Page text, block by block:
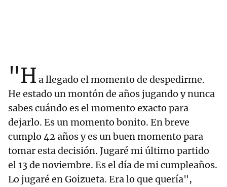
"H a llegado el momento de despedirme.
He estado un montón de años jugando y nunca
sabes cuándo es el momento exacto para
dejarlo. Es un momento bonito. En breve
cumplo 42 años y es un buen momento para
tomar esta decisión. Jugaré mi último partido
el 13 de noviembre. Es el día de mi cumpleaños.
Lo jugaré en Goizueta. Era lo que quería",